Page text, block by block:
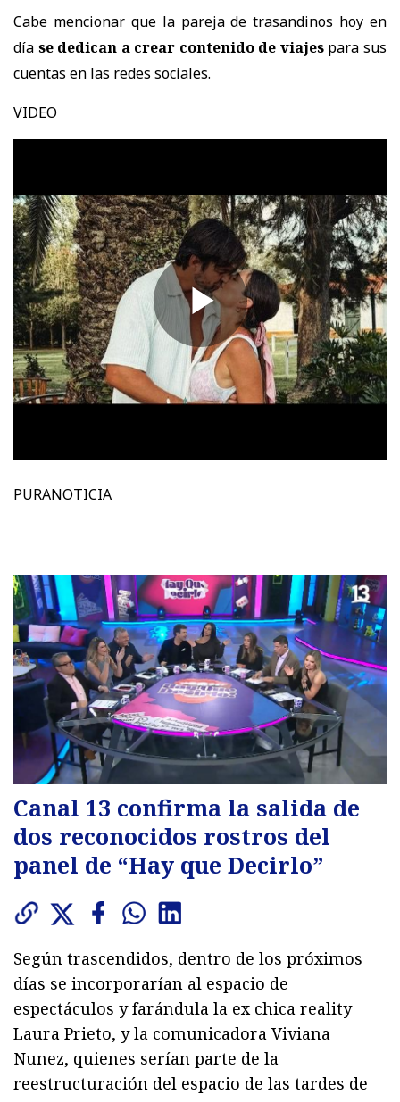
Cabe mencionar que la pareja de trasandinos hoy en
día se dedican a crear contenido de viajespara sus
cuentas en las redes sociales.
VIDEO
PURANOTICIA
Canal 13 confirma la salida de
dos reconocidos rostros del
panel de “Hay que Decirlo”
Según trascendidos, dentro de los próximos
días se incorporarían al espacio de
espectáculos y farándula la ex chica reality
Laura Prieto, y la comunicadora Viviana
Nunez, quienes serían parte de la
reestructuración del espacio de las tardes de